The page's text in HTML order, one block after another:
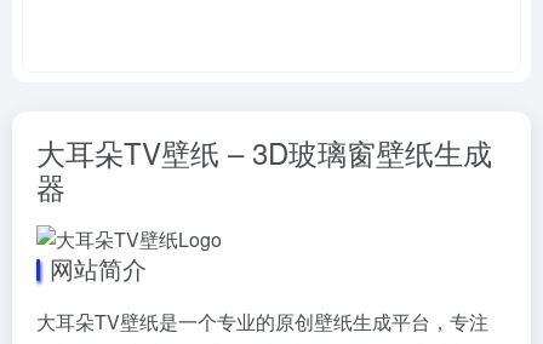
大耳朵TV壁纸 – 3D玻璃窗壁纸生成
器
网站简介
大耳朵TV壁纸是一个专业的原创壁纸生成平台，专注